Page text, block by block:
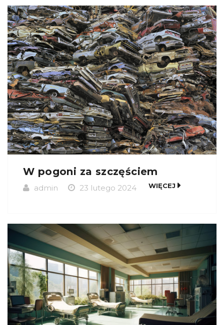
W pogoni za szczęściem
admin 23 lutego 2024 WIĘCEJ